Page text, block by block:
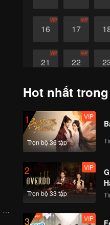
16
VIP
17
VIP
21
VIP
22
VIP
Hot nhất
1
Trọn bộ 36 tập
VIP
2
Trọn bộ 33 tập
VIP
3 VIP